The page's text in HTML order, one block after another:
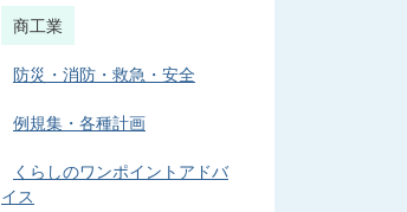
商工業
防災・消防・救急・安全
例規集・各種計画
くらしのワンポイントアドバ
イス